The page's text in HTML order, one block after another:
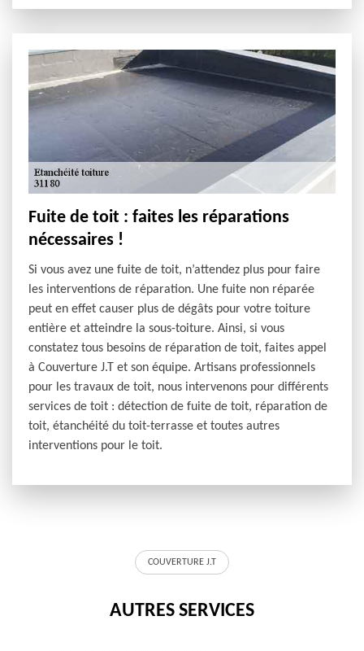
Fuite de toit : faites les réparations
nécessaires !
Si vous avez une fuite de toit, n’attendez plus pour faire
les interventions de réparation. Une fuite non réparée
peut en effet causer plus de dégâts pour votre toiture
entière et atteindre la sous-toiture. Ainsi, si vous
constatez tous besoins de réparation de toit, faites appel
à Couverture J.T et son équipe. Artisans professionnels
pour les travaux de toit, nous intervenons pour différents
services de toit : détection de fuite de toit, réparation de
toit, étanchéité du toit-terrasse et toutes autres
interventions pour le toit.
COUVERTURE J.T
AUTRES SERVICES